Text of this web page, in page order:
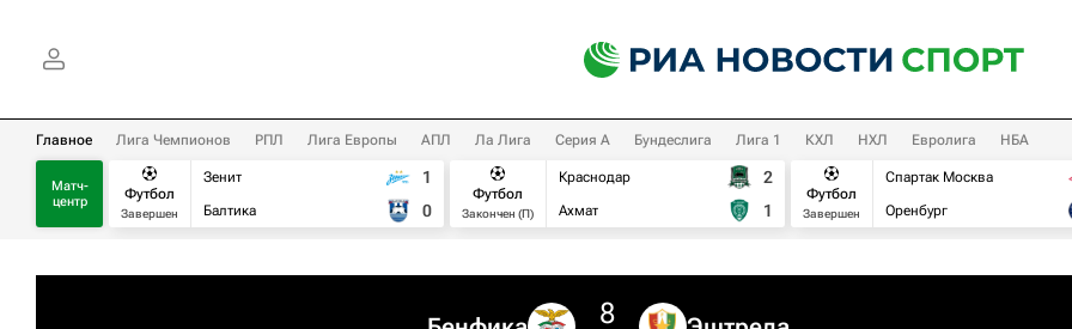
Главное Лига Чемпионов РПЛ Лига Европы АПЛ Ла Лига Серия А Бундеслига Лига 1 КХЛ НХЛ Евролига НБА
Матч-
центр
Футбол
Завершен
Зенит
Балтика
1
0
Футбол
Закончен (П)
Краснодар
Ахмат
2
1
Футбол
Завершен
Спартак Москва
Оренбург
8